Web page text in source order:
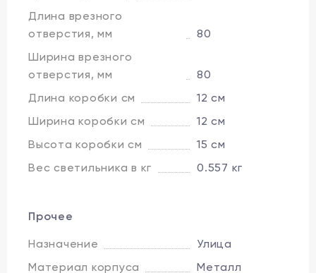
Длина врезного
отверстия, мм
80
Ширина врезного
отверстия, мм
80
Длина коробки см
12 см
Ширина коробки см
12 см
Высота коробки см
15 см
Вес светильника в кг
0.557 кг
Прочее
Назначение
Улица
Материал корпуса
Металл